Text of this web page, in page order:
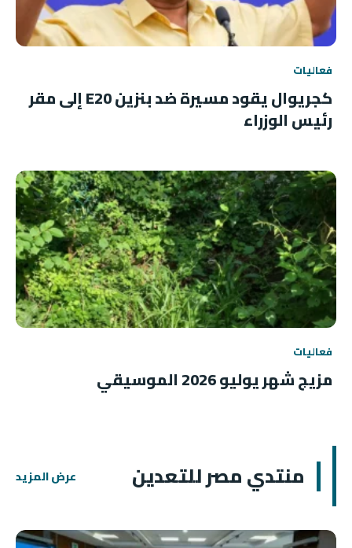
فعاليات
كجريوال يقود مسيرة ضد بنزين E20 إلى مقر
رئيس الوزراء
فعاليات
مزيج شهر يوليو 2026 الموسيقي
منتدي مصر للتعدين عرض المزيد